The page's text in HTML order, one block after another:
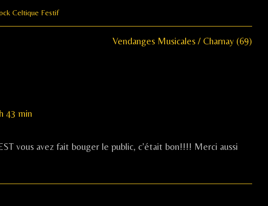
Celtique Festif
Next
Vendanges Musicales / Charnay (69)
43 min
vous avez fait bouger le public, c’était bon!!!! Merci aussi